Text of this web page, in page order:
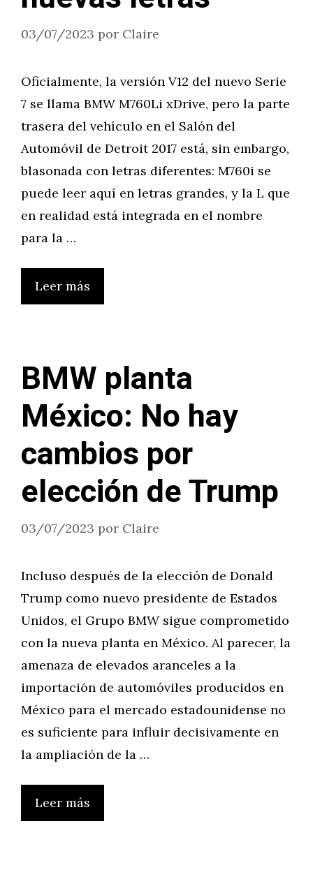
03/07/2023 por Claire
Oficialmente, la versión V12 del nuevo Serie
7 se llama BMW M760Li xDrive, pero la parte
trasera del vehículo en el Salón del
Automóvil de Detroit 2017 está, sin embargo,
blasonada con letras diferentes: M760i se
puede leer aquí en letras grandes, y la L que
en realidad está integrada en el nombre
para la …
Leer más
BMW planta
México: No hay
cambios por
elección de Trump
03/07/2023 por Claire
Incluso después de la elección de Donald
Trump como nuevo presidente de Estados
Unidos, el Grupo BMW sigue comprometido
con la nueva planta en México. Al parecer, la
amenaza de elevados aranceles a la
importación de automóviles producidos en
México para el mercado estadounidense no
es suficiente para influir decisivamente en
la ampliación de la …
Leer más